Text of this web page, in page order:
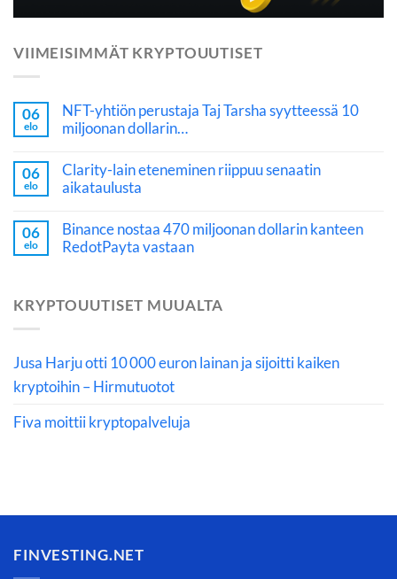
VIIMEISIMMÄT KRYPTOUUTISET
06
elo
NFT-yhtiön perustaja Taj Tarsha syytteessä 10
miljoonan dollarin…
06
elo
Clarity-lain eteneminen riippuu senaatin
aikataulusta
06
elo
Binance nostaa 470 miljoonan dollarin kanteen
RedotPayta vastaan
KRYPTOUUTISET MUUALTA
Jusa Harju otti 10 000 euron lainan ja sijoitti kaiken
kryptoihin – Hirmutuotot
Fiva moittii kryptopalveluja
FINVESTING.NET